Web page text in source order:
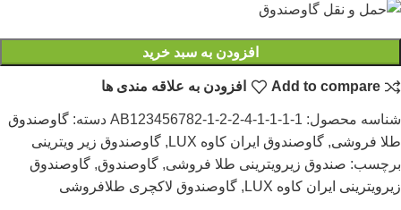
افزودن به سبد خرید
Add to compare افزودن به علاقه مندی ها
شناسه محصول: AB123456782-1-2-2-4-1-1-1-1 دسته: گاوصندوق
طلا فروشی, گاوصندوق ایران کاوه LUX , گاوصندوق زیر ویترینی
برچسب: صندوق زیرویترینی طلا فروشی, گاوصندوق, گاوصندوق
زیرویترینی ایران کاوه LUX
, گاوصندوق لاکچری طلافروشی